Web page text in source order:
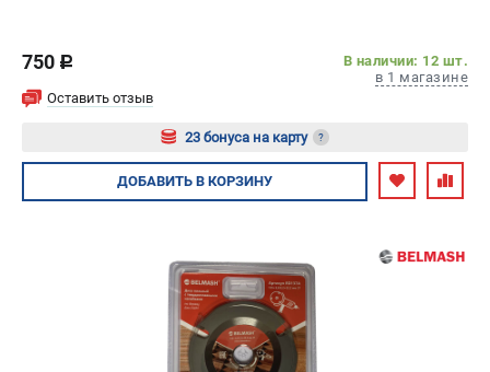
750 c
В наличии: 12 шт.
в 1 магазине
Оставить отзыв
23 бонуса на карту ?
Авторизуйтесь
ДОБАВИТЬ В КОРЗИНУ